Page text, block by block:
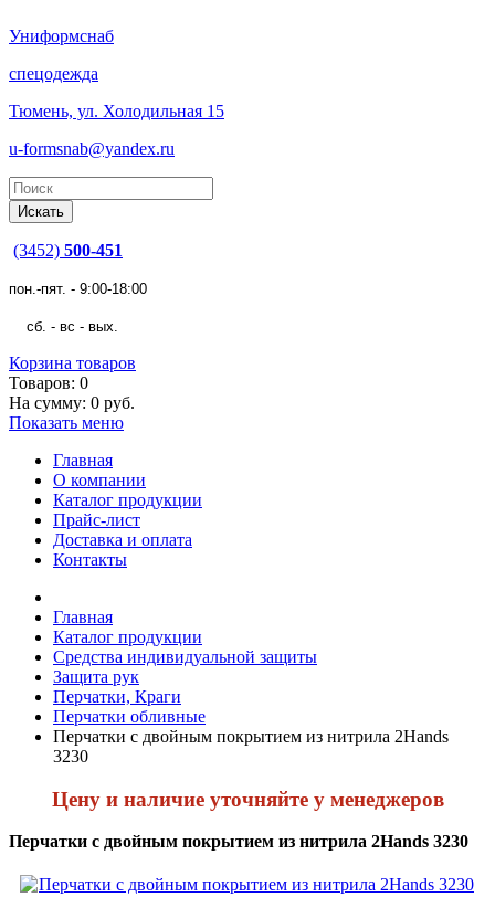
Униформснаб
спецодежда
Тюмень, ул. Холодильная 15
u-formsnab@yandex.ru
(3452) 500-451
пон.-пят. - 9:00-18:00
сб. - вс - вых.
Корзина товаров
Товаров: 0
На сумму: 0 руб.
Показать меню
Главная
О компании
Каталог продукции
Прайс-лист
Доставка и оплата
Контакты
Главная
Каталог продукции
Средства индивидуальной защиты
Защита рук
Перчатки, Краги
Перчатки обливные
Перчатки с двойным покрытием из нитрила 2Hands
3230
Цену и наличие уточняйте у менеджеров
Перчатки с двойным покрытием из нитрила 2Hands 3230